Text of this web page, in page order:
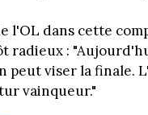
l'OL dans cette
radieux :
peut viser la finale.
vainqueur."